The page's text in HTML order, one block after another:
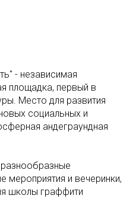
- независимая
площадка, первый в
Место для развития
социальных и
андеграундная
мероприятия и вечеринки,
школы граффити